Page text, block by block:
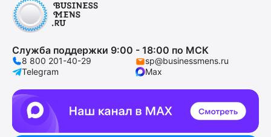
Служба поддержки 9:00 - 18:00 по МСК
8 800 201-40-29
sp@businessmens.ru
Telegram
Max